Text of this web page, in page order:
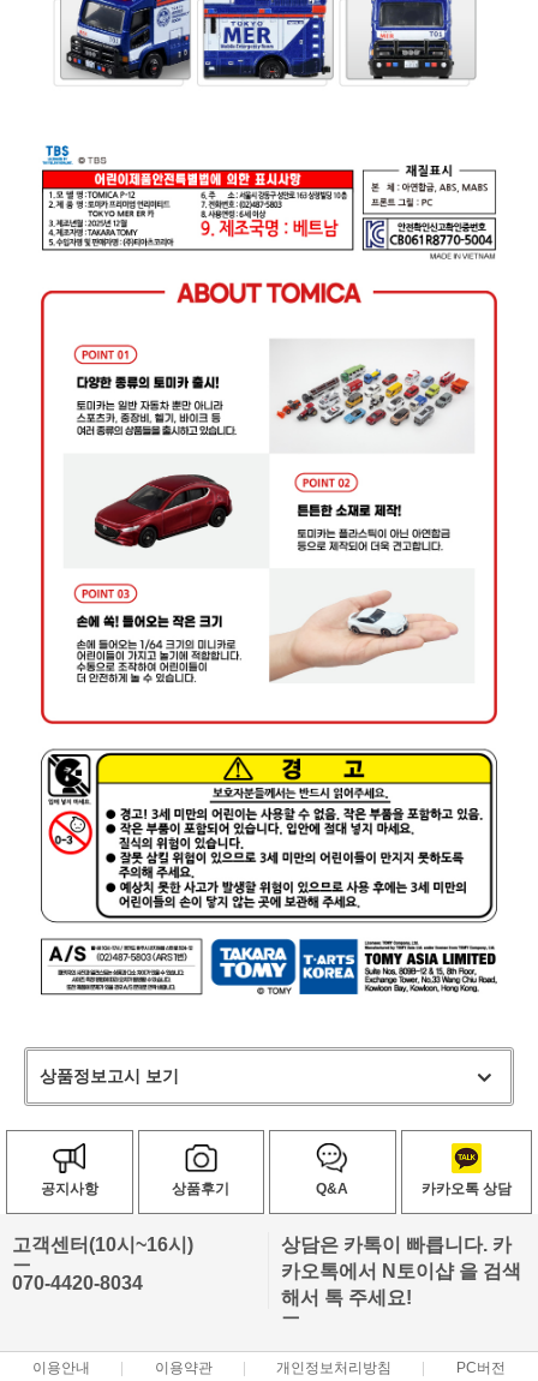
상품정보고시 보기
공지사항 상품후기 Q&A 카카오톡 상담
고객센터(10시~16시)
ㅡ
070-4420-8034
상담은 카톡이 빠릅니다. 카
카오톡에서 N토이샵 을 검색
해서 톡 주세요!
ㅡ
이용안내 이용약관 개인정보처리방침 PC버전